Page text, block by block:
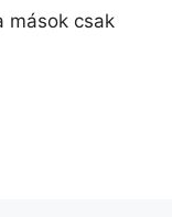
mások csak